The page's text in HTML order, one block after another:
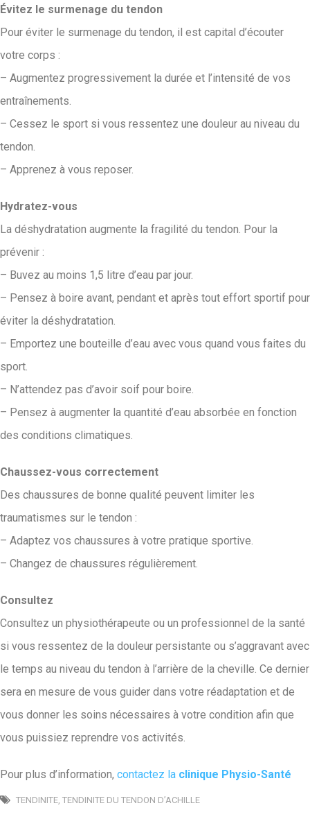
Évitez le surmenage du tendon
Pour éviter le surmenage du tendon, il est capital d’écouter
votre corps :
– Augmentez progressivement la durée et l’intensité de vos
entraînements.
– Cessez le sport si vous ressentez une douleur au niveau du
tendon.
– Apprenez à vous reposer.
Hydratez-vous
La déshydratation augmente la fragilité du tendon. Pour la
prévenir :
– Buvez au moins 1,5 litre d’eau par jour.
– Pensez à boire avant, pendant et après tout effort sportif pour
éviter la déshydratation.
– Emportez une bouteille d’eau avec vous quand vous faites du
sport.
– N’attendez pas d’avoir soif pour boire.
– Pensez à augmenter la quantité d’eau absorbée en fonction
des conditions climatiques.
Chaussez-vous correctement
Des chaussures de bonne qualité peuvent limiter les
traumatismes sur le tendon :
– Adaptez vos chaussures à votre pratique sportive.
– Changez de chaussures régulièrement.
Consultez
Consultez un physiothérapeute ou un professionnel de la santé
si vous ressentez de la douleur persistante ou s’aggravant avec
le temps au niveau du tendon à l’arrière de la cheville. Ce dernier
sera en mesure de vous guider dans votre réadaptation et de
vous donner les soins nécessaires à votre condition afin que
vous puissiez reprendre vos activités.
Pour plus d’information, contactez la clinique Physio-Santé
TENDINITE, TENDINITE DU TENDON D’ACHILLE